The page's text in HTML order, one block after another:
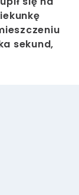
sekund,